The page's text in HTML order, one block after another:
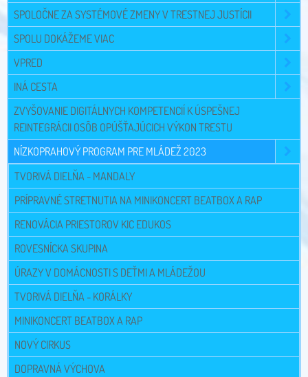
SPOLOČNE ZA SYSTÉMOVÉ ZMENY V TRESTNEJ JUSTÍCII
SPOLU DOKÁŽEME VIAC
VPRED
INÁ CESTA
ZVYŠOVANIE DIGITÁLNYCH KOMPETENCIÍ K ÚSPEŠNEJ
REINTEGRÁCII OSÔB OPÚŠŤAJÚCICH VÝKON TRESTU
NÍZKOPRAHOVÝ PROGRAM PRE MLÁDEŽ 2023
TVORIVÁ DIELŇA - MANDALY
PRÍPRAVNÉ STRETNUTIA NA MINIKONCERT BEATBOX A RAP
RENOVÁCIA PRIESTOROV KIC EDUKOS
ROVESNÍCKA SKUPINA
ÚRAZY V DOMÁCNOSTI S DEŤMI A MLÁDEŽOU
TVORIVÁ DIELŇA - KORÁLKY
MINIKONCERT BEATBOX A RAP
NOVÝ CIRKUS
DOPRAVNÁ VÝCHOVA